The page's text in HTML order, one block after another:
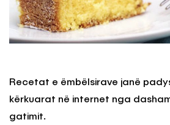
Recetat e ëmbëlsirave janë
kërkuarat në internet nga
gatimit.